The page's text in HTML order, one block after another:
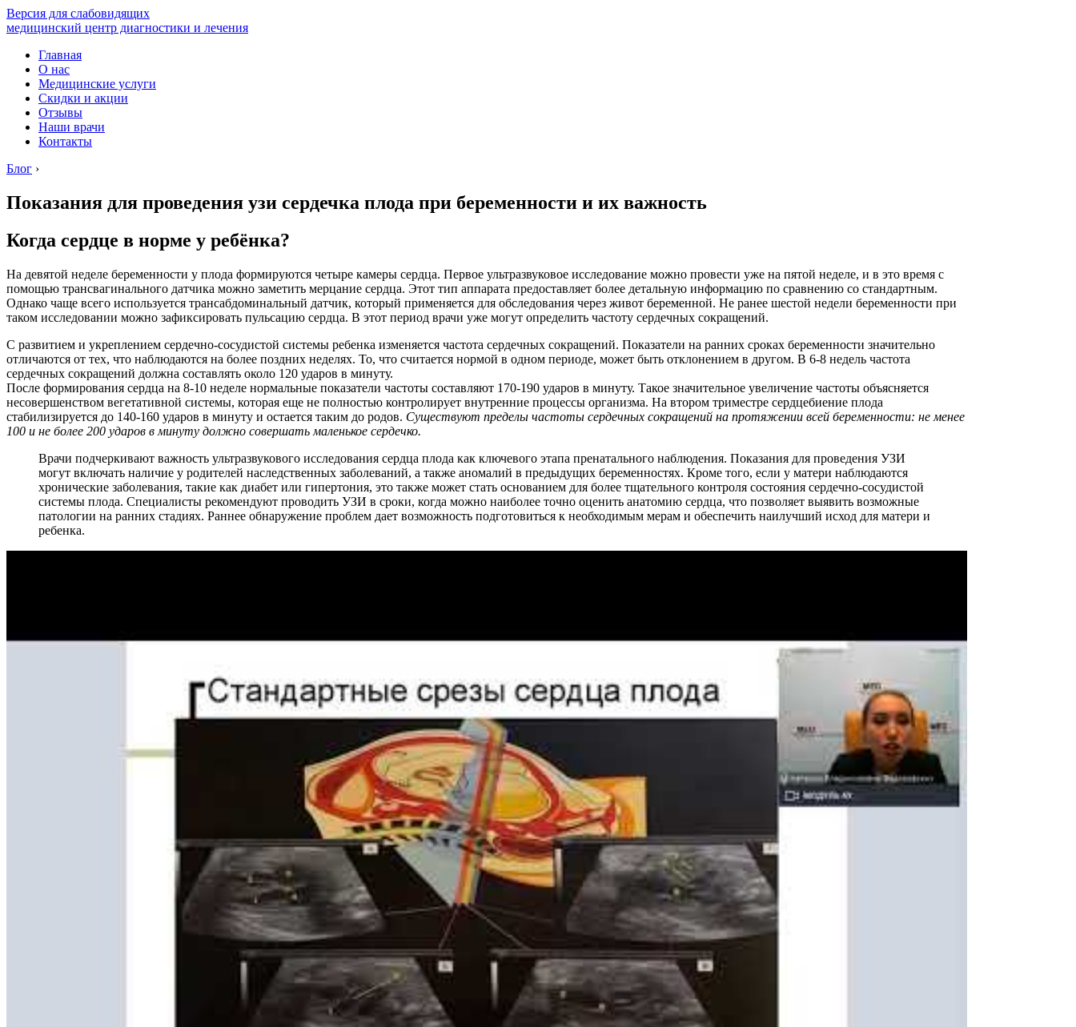
Версия для слабовидящих
медицинский центр диагностики и лечения
Главная
О нас
Медицинские услуги
Скидки и акции
Отзывы
Наши врачи
Контакты
Блог ›
Показания для проведения узи сердечка плода при беременности и их важность
Когда сердце в норме у ребёнка?
На девятой неделе беременности у плода формируются четыре камеры сердца. Первое ультразвуковое исследование можно провести уже на пятой неделе, и в это время с
помощью трансвагинального датчика можно заметить мерцание сердца. Этот тип аппарата предоставляет более детальную информацию по сравнению со стандартным.
Однако чаще всего используется трансабдоминальный датчик, который применяется для обследования через живот беременной. Не ранее шестой недели беременности при
таком исследовании можно зафиксировать пульсацию сердца. В этот период врачи уже могут определить частоту сердечных сокращений.
С развитием и укреплением сердечно-сосудистой системы ребенка изменяется частота сердечных сокращений. Показатели на ранних сроках беременности значительно
отличаются от тех, что наблюдаются на более поздних неделях. То, что считается нормой в одном периоде, может быть отклонением в другом. В 6-8 недель частота
сердечных сокращений должна составлять около 120 ударов в минуту.
После формирования сердца на 8-10 неделе нормальные показатели частоты составляют 170-190 ударов в минуту. Такое значительное увеличение частоты объясняется
несовершенством вегетативной системы, которая еще не полностью контролирует внутренние процессы организма. На втором триместре сердцебиение плода
стабилизируется до 140-160 ударов в минуту и остается таким до родов. Существуют пределы частоты сердечных сокращений на протяжении всей беременности: не менее
100 и не более 200 ударов в минуту должно совершать маленькое сердечко.
Врачи подчеркивают важность ультразвукового исследования сердца плода как ключевого этапа пренатального наблюдения. Показания для проведения УЗИ
могут включать наличие у родителей наследственных заболеваний, а также аномалий в предыдущих беременностях. Кроме того, если у матери наблюдаются
хронические заболевания, такие как диабет или гипертония, это также может стать основанием для более тщательного контроля состояния сердечно-сосудистой
системы плода. Специалисты рекомендуют проводить УЗИ в сроки, когда можно наиболее точно оценить анатомию сердца, что позволяет выявить возможные
патологии на ранних стадиях. Раннее обнаружение проблем дает возможность подготовиться к необходимым мерам и обеспечить наилучший исход для матери и
ребенка.